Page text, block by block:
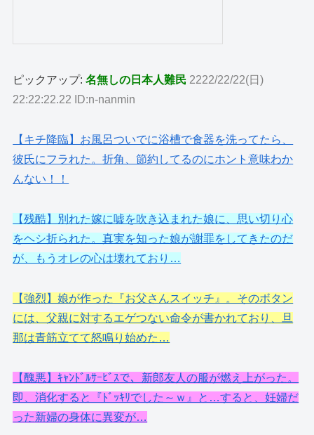
ピックアップ:名無しの日本人難民 2222/22/22(日)
22:22:22.22 ID:n-nanmin
【キチ降臨】お風呂ついでに浴槽で食器を洗ってたら、
彼氏にフラれた。折角、節約してるのにホント意味わか
んない！！
【残酷】別れた嫁に嘘を吹き込まれた娘に、思い切り心
をヘシ折られた。真実を知った娘が謝罪をしてきたのだ
が、もうオレの心は壊れており…
【強烈】娘が作った『お父さんスイッチ』。そのボタン
には、父親に対するエゲつない命令が書かれており、旦
那は青筋立てて怒鳴り始めた…
【醜悪】ｷｬﾝﾄﾞﾙｻｰﾋﾞｽで、新郎友人の服が燃え上がった。
即、消化すると『ﾄﾞｯｷﾘでした～ｗ』と…すると、妊婦だ
った新婦の身体に異変が…